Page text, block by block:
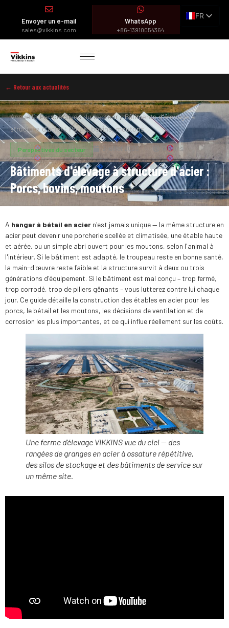
Envoyer un e-mail
sales@vikkins.com
WhatsApp
+86-13910054364
FR
← Retour aux actualités
Accueil/Perspectives du secteur/Bâtiments d'élevage à
structure d'acier : Porcs, bovins, moutons
Perspectives du secteur 2 juillet 2023 Vikkins
Bâtiments d'élevage à structure d'acier :
Porcs, bovins, moutons
A hangar à bétail en acier n'est jamais unique — la même structure en
acier peut devenir une porcherie scellée et climatisée, une étable haute
et aérée, ou un simple abri ouvert pour les moutons, selon l'animal à
l'intérieur. Si le bâtiment est adapté, le troupeau reste en bonne santé,
la main-d'œuvre reste faible et la structure survit à deux ou trois
générations d'équipement. Si le bâtiment est mal conçu – trop fermé,
trop corrodé, trop de piliers gênants – vous lutterez contre lui chaque
jour. Ce guide détaille la construction des étables en acier pour les
porcs, le bétail et les moutons, les décisions de ventilation et de
corrosion les plus importantes, et ce qui influe réellement sur les coûts.
Une ferme d'élevage VIKKINS vue du ciel — des
rangées de granges en acier à ossature répétitive,
des silos de stockage et des bâtiments de service sur
un même site.